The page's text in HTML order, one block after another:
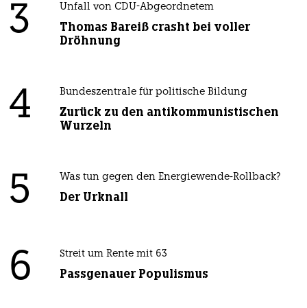
3 Unfall von CDU-Abgeordnetem
Thomas Bareiß crasht bei voller
Dröhnung
4 Bundeszentrale für politische Bildung
Zurück zu den antikommunistischen
Wurzeln
5 Was tun gegen den Energiewende-Rollback?
Der Urknall
6 Streit um Rente mit 63
Passgenauer Populismus